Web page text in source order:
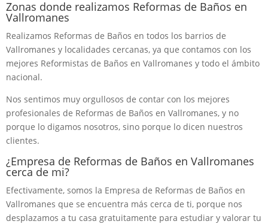
Zonas donde realizamos Reformas de Baños en
Vallromanes
Realizamos Reformas de Baños en todos los barrios de
Vallromanes y localidades cercanas, ya que contamos con los
mejores Reformistas de Baños en Vallromanes y todo el ámbito
nacional.
Nos sentimos muy orgullosos de contar con los mejores
profesionales de Reformas de Baños en Vallromanes, y no
porque lo digamos nosotros, sino porque lo dicen nuestros
clientes.
¿Empresa de Reformas de Baños en Vallromanes
cerca de mi?
Efectivamente, somos la Empresa de Reformas de Baños en
Vallromanes que se encuentra más cerca de ti, porque nos
desplazamos a tu casa gratuitamente para estudiar y valorar tu